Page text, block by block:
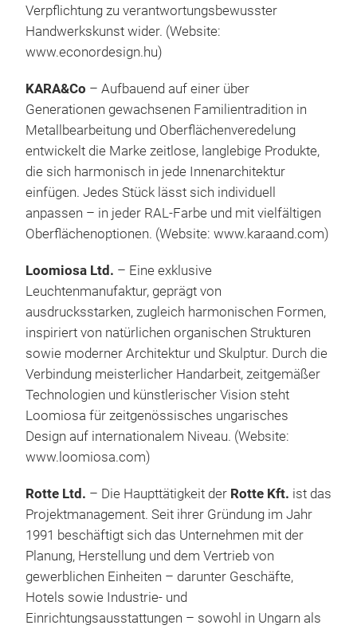
Verpflichtung zu verantwortungsbewusster
Handwerkskunst wider. (Website:
www.econordesign.hu)
KARA&Co – Aufbauend auf einer über
Generationen gewachsenen Familientradition in
Metallbearbeitung und Oberflächenveredelung
entwickelt die Marke zeitlose, langlebige Produkte,
die sich harmonisch in jede Innenarchitektur
einfügen. Jedes Stück lässt sich individuell
anpassen – in jeder RAL-Farbe und mit vielfältigen
Oberflächenoptionen. (Website: www.karaand.com)
Loomiosa Ltd. – Eine exklusive
Leuchtenmanufaktur, geprägt von
ausdrucksstarken, zugleich harmonischen Formen,
inspiriert von natürlichen organischen Strukturen
sowie moderner Architektur und Skulptur. Durch die
Verbindung meisterlicher Handarbeit, zeitgemäßer
Technologien und künstlerischer Vision steht
Loomiosa für zeitgenössisches ungarisches
Design auf internationalem Niveau. (Website:
www.loomiosa.com)
Rotte Ltd. – Die Haupttätigkeit der Rotte Kft. ist das
Projektmanagement. Seit ihrer Gründung im Jahr
1991 beschäftigt sich das Unternehmen mit der
Planung, Herstellung und dem Vertrieb von
gewerblichen Einheiten – darunter Geschäfte,
Hotels sowie Industrie- und
Einrichtungsausstattungen – sowohl in Ungarn als